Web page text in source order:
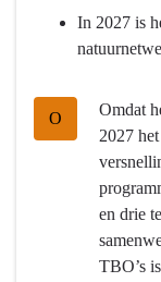
Programma
milieu
In 2027 is
O
Omdat
2027
en drie
TBO’s